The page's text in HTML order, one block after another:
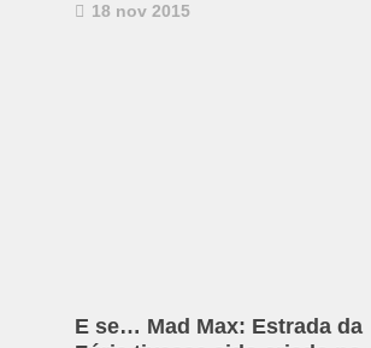
18 nov 2015
E se… Mad Max: Estrada da